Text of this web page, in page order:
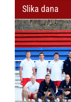
Slika dana